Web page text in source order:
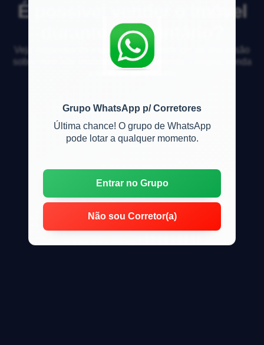
Grupo WhatsApp p/ Corretores
Última chance! O grupo de WhatsApp
pode lotar a qualquer momento.
Entrar no Grupo
Não sou Corretor(a)
É possível vender o imóvel
durante o inventário?
Veja respostas de especialistas e participe da discussão
sobre mercado imobiliário, financiamento, compra, venda
e locação de imóveis